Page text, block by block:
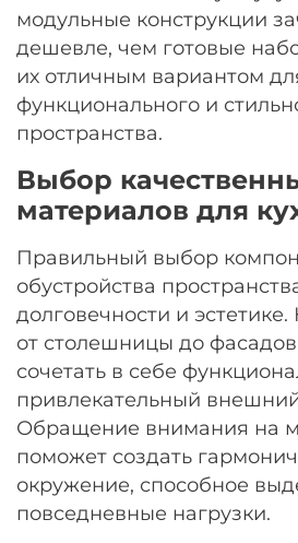
модульные конструкции
дешевле, чем готовые
их отличным вариантом
функционального и
пространства.
Выбор
материалов для
Правильный выбор
обустройства
долговечности и
от столешницы до
сочетать в себе
привлекательный
Обращение внимания на
поможет создать
окружение, способное
повседневные нагрузки.